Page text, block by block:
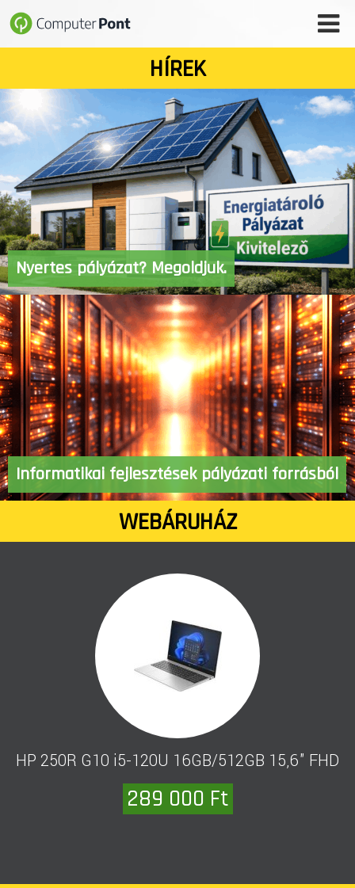
SZAKÜZLET
SZERVIZ
SZOFTVER- ÉS HONLAPFEJLESZTÉS
IT BIZTONSÁG
VÁLLALATI MEGOLDÁSOK
FŐOLDAL
HÍREK
BLOG
CSAPATUNK
PARTNERPROGRAM
KAPCSOLAT
HÍREK
Nyertes pályázat? Megoldjuk.
Informatikai fejlesztések pályázati forrásból
WEBÁRUHÁZ
HP Pavilion x360 i5-1335U 14" W11
389 000 Ft